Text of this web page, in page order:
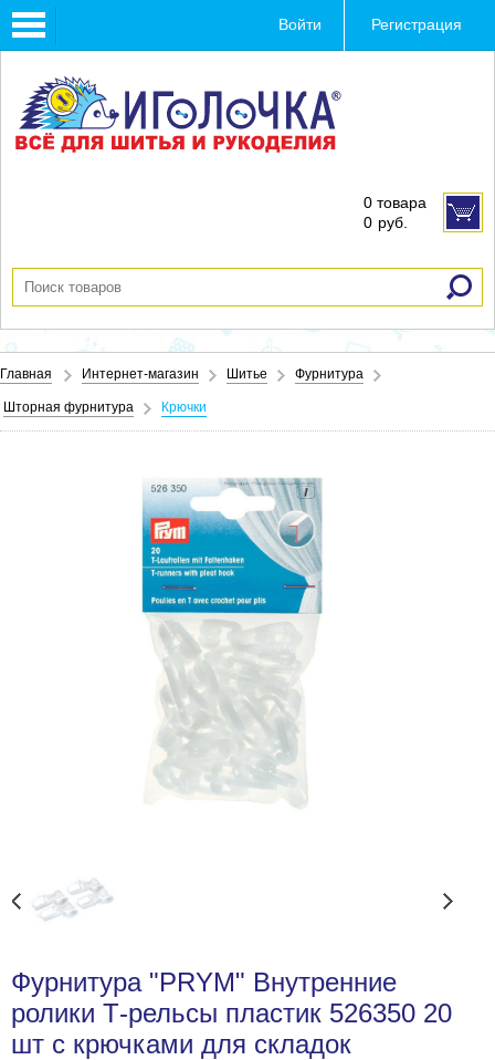
Toggle
navigation
Войти Регистрация
0 товара
0 руб.
Главная Интернет-магазин Шитье Фурнитура
Шторная фурнитура Крючки
Фурнитура "PRYM" Внутренние
ролики Т-рельсы пластик 526350 20
шт с крючками для складок